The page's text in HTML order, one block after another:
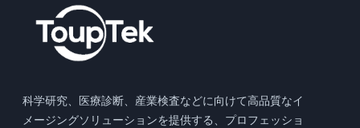
科学研究、医療診断、産業検査などに向けて高品質なイ
メージングソリューションを提供する、プロフェッショ